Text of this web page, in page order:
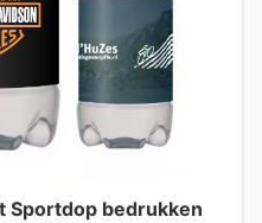
Sportdop bedrukken